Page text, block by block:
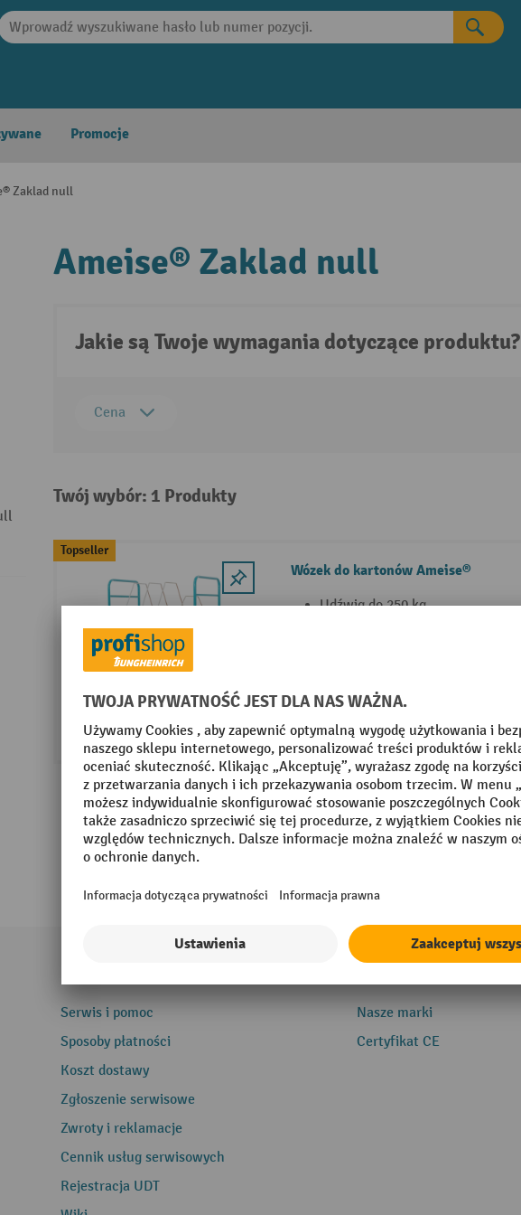
Promocje
Zaklad null
Ameise® Zaklad null
Jakie są Twoje wymagania dotyczące produktu?
Cena
Twój wybór: 1 Produkty
Topseller
Wózek do kartonów Ameise®
Udźwig do 250 kg
Serwis i pomoc
Sposoby płatności
Koszt dostawy
Zgłoszenie serwisowe
Zwroty i reklamacje
Cennik usług serwisowych
Rejestracja UDT
Nasze marki
Certyfikat CE